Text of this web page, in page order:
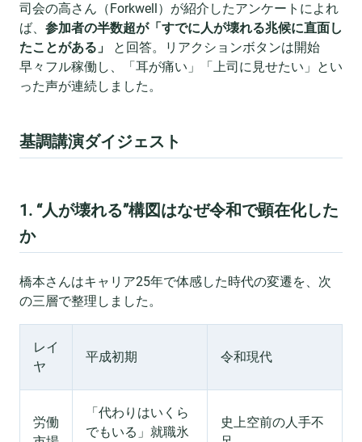
司会の高さん（Forkwell）が紹介したアンケートによれ
ば、 参加者の半数超が「すでに人が壊れる兆候に直面し
たことがある」
と回答。リアクションボタンは開始
早々フル稼働し、「耳が痛い」「上司に見せたい」とい
った声が連続しました。
基調講演ダイジェスト
1. “人が壊れる”構図はなぜ令和で顕在化した
か
橋本さんはキャリア25年で体感した時代の変遷を、次
の三層で整理しました。
レイ
ヤ
平成初期 令和現代
労働
「代わりはいくら
でもいる」就職氷
史上空前の人手不